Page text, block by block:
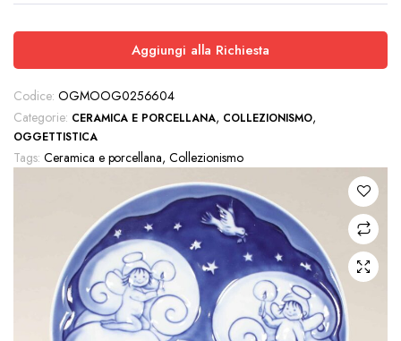
Aggiungi alla Richiesta
Codice: OGMOOG0256604
Categorie: CERAMICA E PORCELLANA, COLLEZIONISMO,
OGGETTISTICA
Tags: Ceramica e porcellana,Collezionismo